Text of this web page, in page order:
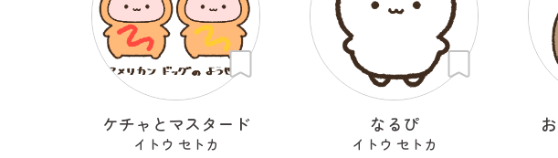
ケチャとマスタード
イトウ セトカ
なるぴ
イトウ セトカ